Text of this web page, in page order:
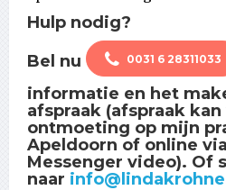
Hulp nodig?
Bel nu
0031 6 28311033
informatie en het
afspraak (afspraak kan
ontmoeting op mijn
Apeldoorn of online
Messenger video). Of
naar